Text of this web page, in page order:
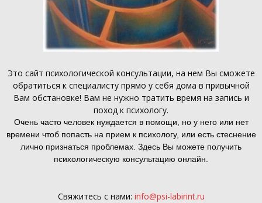
Это сайт психологической консультации, на нем Вы сможете
обратиться к специалисту прямо у себя дома в привычной
Вам обстановке! Вам не нужно тратить время на запись и
поход к психологу.
Очень часто человек нуждается в помощи, но у него или нет
времени чтоб попасть на прием к психологу, или есть стеснение
лично признаться проблемах. Здесь Вы можете получить
психологическую консультацию онлайн.
Свяжитесь с нами: info@psi-labirint.ru